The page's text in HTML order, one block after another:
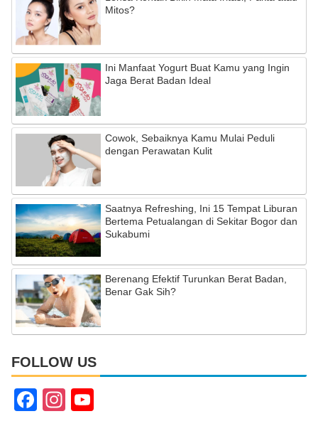
Mitos?
Ini Manfaat Yogurt Buat Kamu yang Ingin
Jaga Berat Badan Ideal
Cowok, Sebaiknya Kamu Mulai Peduli
dengan Perawatan Kulit
Saatnya Refreshing, Ini 15 Tempat Liburan
Bertema Petualangan di Sekitar Bogor dan
Sukabumi
Berenang Efektif Turunkan Berat Badan,
Benar Gak Sih?
FOLLOW US
F
In